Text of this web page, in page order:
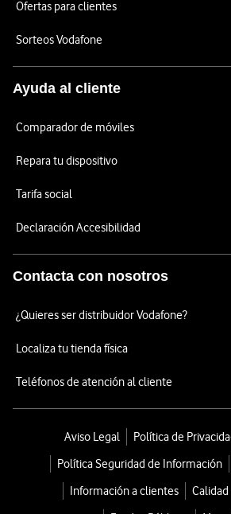
Ofertas para clientes
Sorteos Vodafone
Ayuda al cliente
Comparador de móviles
Repara tu dispositivo
Tarifa social
Declaración Accesibilidad
Contacta con nosotros
¿Quieres ser distribuidor Vodafone?
Localiza tu tienda física
Teléfonos de atención al cliente
Aviso Legal
Política de
Política Seguridad de Información
Información a clientes